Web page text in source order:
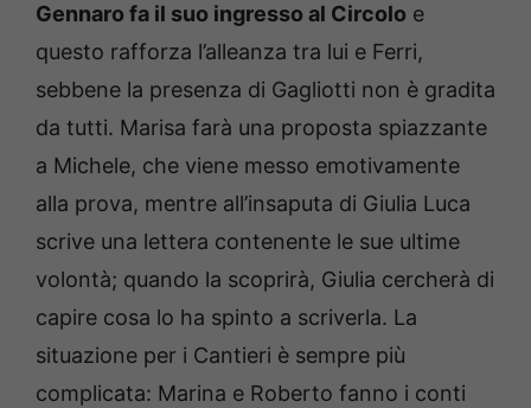
Gennaro fa il suo ingresso al Circolo e
questo rafforza l’alleanza tra lui e Ferri,
sebbene la presenza di Gagliotti non è gradita
da tutti. Marisa farà una proposta spiazzante
a Michele, che viene messo emotivamente
alla prova, mentre all’insaputa di Giulia Luca
scrive una lettera contenente le sue ultime
volontà; quando la scoprirà, Giulia cercherà di
capire cosa lo ha spinto a scriverla. La
situazione per i Cantieri è sempre più
complicata: Marina e Roberto fanno i conti